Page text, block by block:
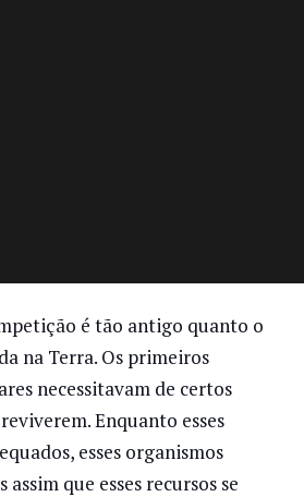
é tão antigo quanto o
na Terra. Os primeiros
necessitavam de certos
Enquanto esses
esses organismos
assim que esses recursos se